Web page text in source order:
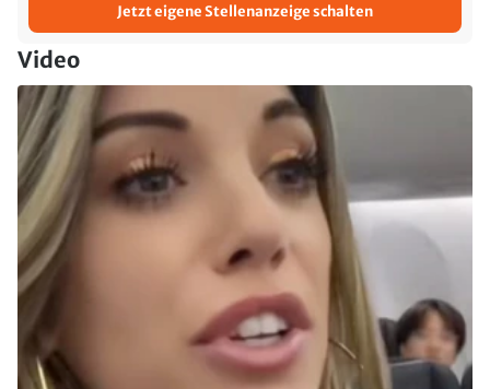
Jetzt eigene Stellenanzeige schalten
Video